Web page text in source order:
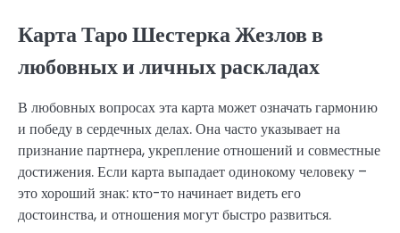
Карта Таро Шестерка Жезлов в
любовных и личных раскладах
В любовных вопросах эта карта может означать гармонию
и победу в сердечных делах. Она часто указывает на
признание партнера, укрепление отношений и совместные
достижения. Если карта выпадает одинокому человеку –
это хороший знак: кто-то начинает видеть его
достоинства, и отношения могут быстро развиться.